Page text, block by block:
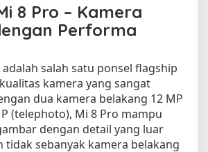
8 Pro – Kamera
Performa
salah satu ponsel flagship
kamera yang sangat
dua kamera belakang 12 MP
(telephoto), Mi 8 Pro mampu
dengan detail yang luar
tidak sebanyak kamera belakang